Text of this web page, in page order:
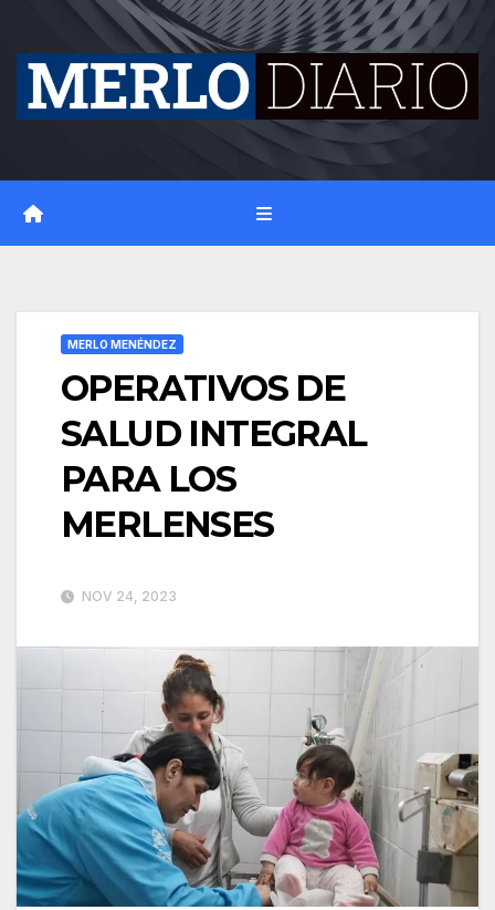
content
MERLO MENÉNDEZ
OPERATIVOS DE
SALUD INTEGRAL
PARA LOS
MERLENSES
NOV 24, 2023